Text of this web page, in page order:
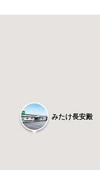
みたけ長安殿